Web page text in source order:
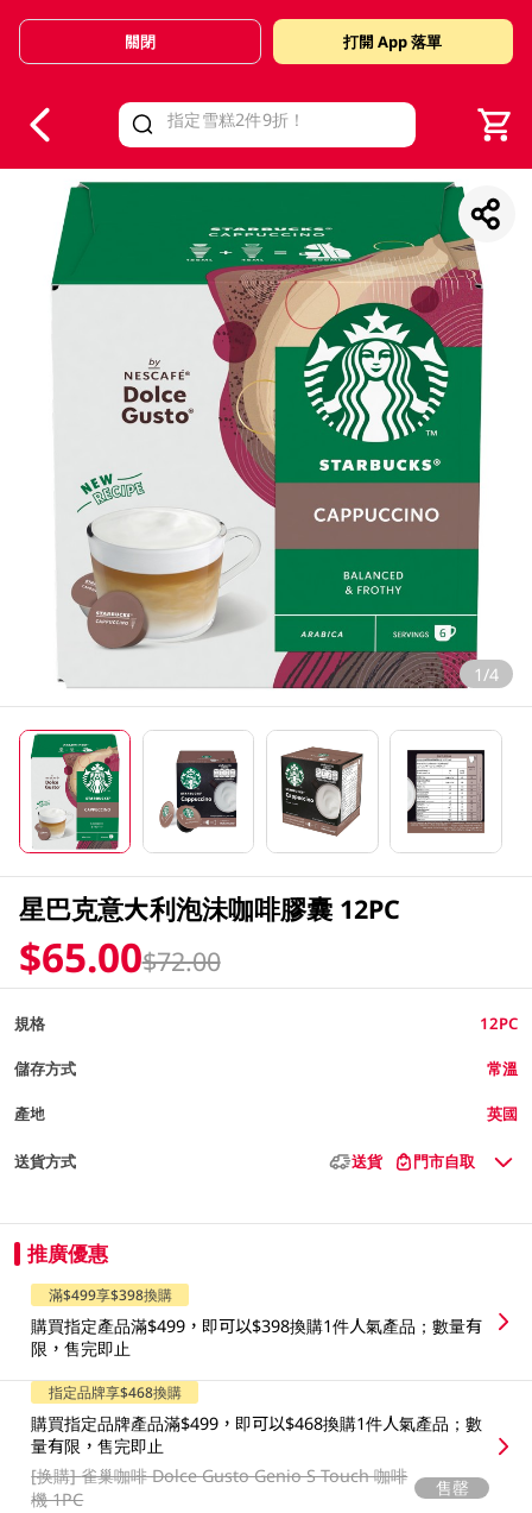
Valid Until 30 June 2026
關閉 打開 App 落單
1/4
星巴克意大利泡沬咖啡膠囊 12PC
$65.00$72.00
規格 12PC
儲存方式 常溫
產地 英國
送貨方式 送貨 門市自取
推廣優惠
滿$499享$398換購
購買指定產品滿$499，即可以$398換購1件人氣產品；數量有
限，售完即止
指定品牌享$468換購
購買指定品牌產品滿$499，即可以$468換購1件人氣產品；數
量有限，售完即止
[换購]雀巢咖啡 Dolce Gusto Genio S Touch 咖啡
機 1PC
售罄